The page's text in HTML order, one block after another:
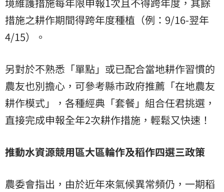
措施之耕作期間得跨年度種植（例：9/16-翌年
4/15）。
另對於不熟悉「單點」或已配合當地耕作習慣的
農友也別擔心，可參考縣市政府推薦「在地農友
耕作模式」，各種經典「套餐」組合任君挑選，
直接完成申報全年2次耕作措施，輕鬆又快速！
推動水資源競用區大區輪作及稻作四選三政策
農委會指出，由於近年來氣候異常頻仍，一期稻